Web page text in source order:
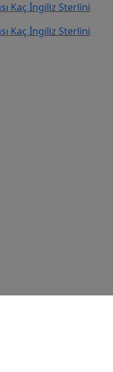
Kaç İngiliz Sterlini
Kaç İngiliz Sterlini